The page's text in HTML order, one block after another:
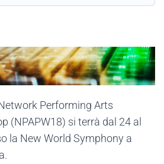
Performing Arts
(NPAPW18) si terrà dal 24 al
la New World Symphony a